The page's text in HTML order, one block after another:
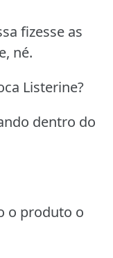
fizesse as
né.
Listerine?
dentro do
o produto o